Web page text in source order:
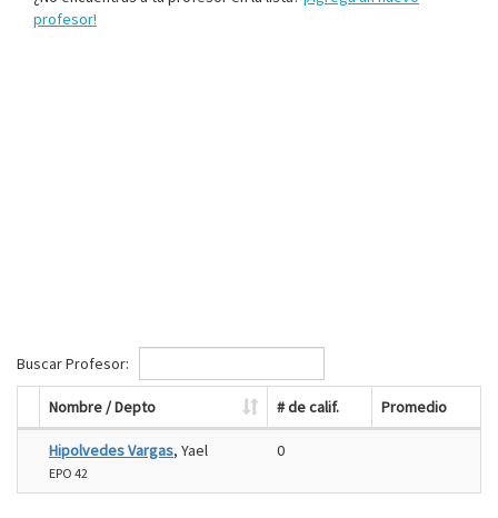
profesor!
Buscar Profesor:
Nombre / Depto # de calif. Promedio
Hipolvedes Vargas, Yael
EPO 42
0